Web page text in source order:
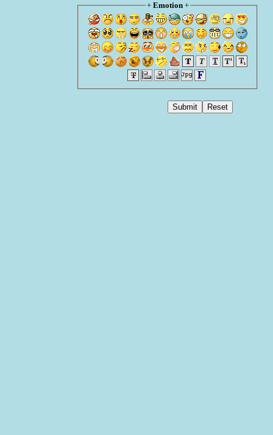
+ Emotion+